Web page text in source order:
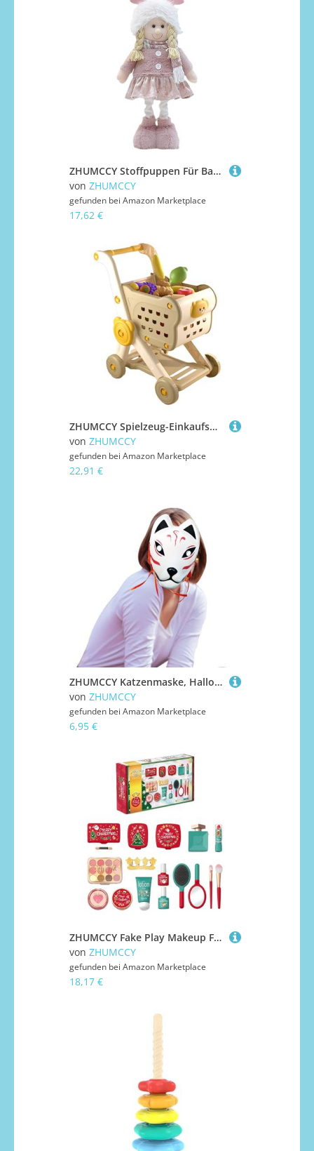
ZHUMCCY Stoffpuppen Für Babys,Weiche Plüsch Baby Puppe Niedlich | Weiches Realistisches Sicher Spielzeug Für Kleinkinder Kinder Spielhaus Geburtstag Thanksgiving Valentinstag
von ZHUMCCY
gefunden bei Amazon Marketplace
17,62 €
ZHUMCCY Spielzeug-Einkaufswagen - Spielzeug Supermarktwagen Kinderwagen Set | Gemüse Obst Lernspielzeug Vorschule Lernaktivitäten Für Und Mädchen Rollenspiel
von ZHUMCCY
gefunden bei Amazon Marketplace
22,91 €
ZHUMCCY Katzenmaske, Halloween, Cosplay-Masken, Zubehör für Bühnenshow, Party, Festival, Feier, Cosplay, Maskerade, Urlaub, Familientreffen
von ZHUMCCY
gefunden bei Amazon Marketplace
6,95 €
ZHUMCCY Fake Play Makeup Für Mädchen, Spielschminke Für Kinder, Prinzessinnen Schminke Für Enkelin Nichte Kinder Jugendliche
von ZHUMCCY
gefunden bei Amazon Marketplace
18,17 €